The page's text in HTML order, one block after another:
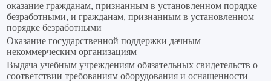
оказание гражданам, признанным в установленном порядке
безработными, и гражданам, признанным в установленном
порядке безработными
Оказание государственной поддержки дачным
некоммерческим организациям
Выдача учебным учреждениям обязательных свидетельств о
соответствии требованиям оборудования и оснащенности